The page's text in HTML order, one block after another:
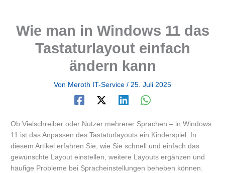
Wie man in Windows 11 das
Tastaturlayout einfach
ändern kann
Von Meroth IT-Service / 25. Juli 2025
Ob Vielschreiber oder Nutzer mehrerer Sprachen – in Windows
11 ist das Anpassen des Tastaturlayouts ein Kinderspiel. In
diesem Artikel erfahren Sie, wie Sie schnell und einfach das
gewünschte Layout einstellen, weitere Layouts ergänzen und
häufige Probleme bei Spracheinstellungen beheben können.